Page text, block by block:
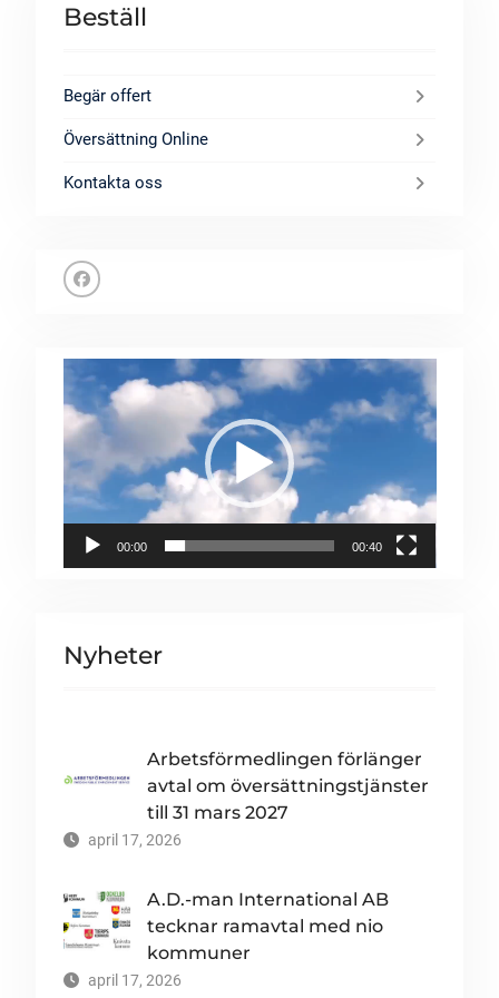
Beställ
Begär offert
Översättning Online
Kontakta oss
00:00 00:40
Nyheter
Arbetsförmedlingen förlänger
avtal om översättningstjänster
till 31 mars 2027
april 17, 2026
A.D.-man International AB
tecknar ramavtal med nio
kommuner
april 17, 2026